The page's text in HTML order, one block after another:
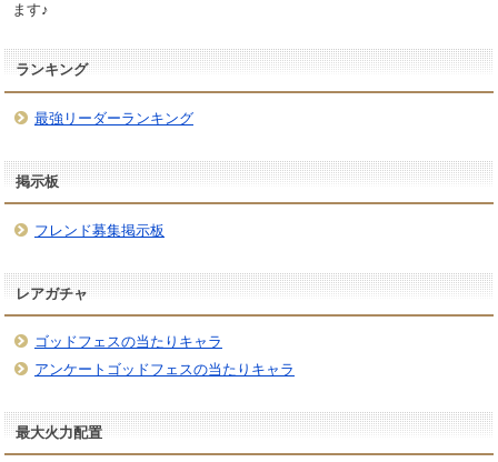
ます♪
ランキング
最強リーダーランキング
掲示板
フレンド募集掲示板
レアガチャ
ゴッドフェスの当たりキャラ
アンケートゴッドフェスの当たりキャラ
最大火力配置